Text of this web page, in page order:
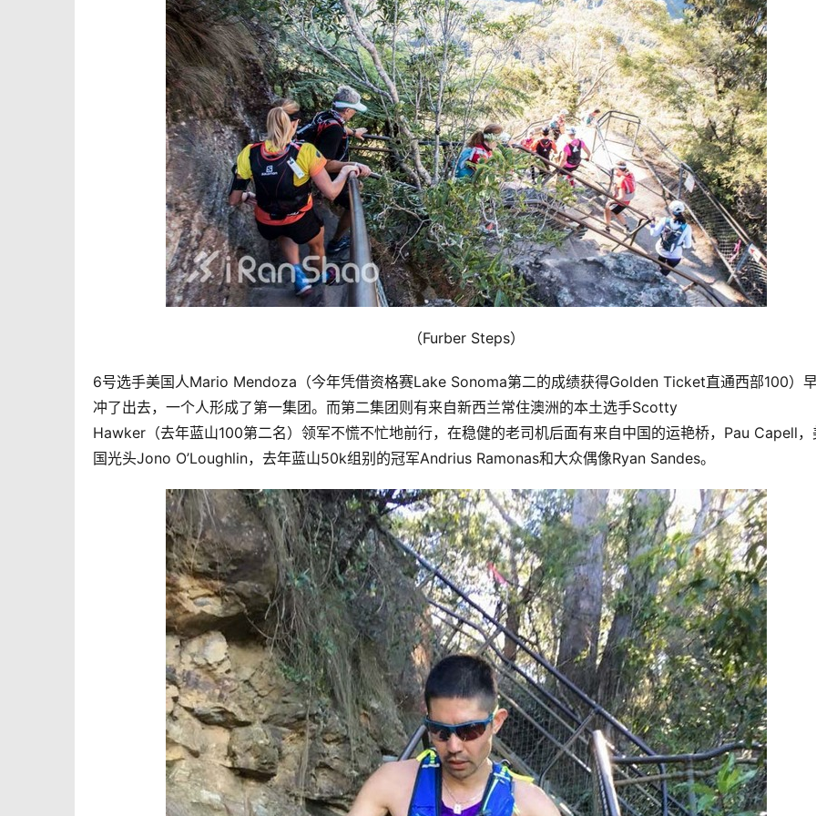
（Furber Steps）
6号选手美国人Mario Mendoza（今年凭借资格赛Lake Sonoma第二的成绩获得Golden Ticket直通西部100）
冲了出去，一个人形成了第一集团。而第二集团则有来自新西兰常住澳洲的本土选手Scotty
Hawker（去年蓝山100第二名）领军不慌不忙地前行，在稳健的老司机后面有来自中国的运艳桥，Pau Capell，
国光头Jono O’Loughlin，去年蓝山50k组别的冠军Andrius Ramonas和大众偶像Ryan Sandes。